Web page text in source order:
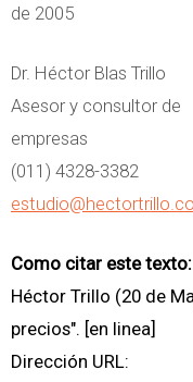
de 2005
Dr. Héctor Blas Trillo
Asesor y consultor de
empresas
(011) 4328-3382
Como citar este texto:
Héctor Trillo (20 de
precios". [en linea]
Dirección URL: